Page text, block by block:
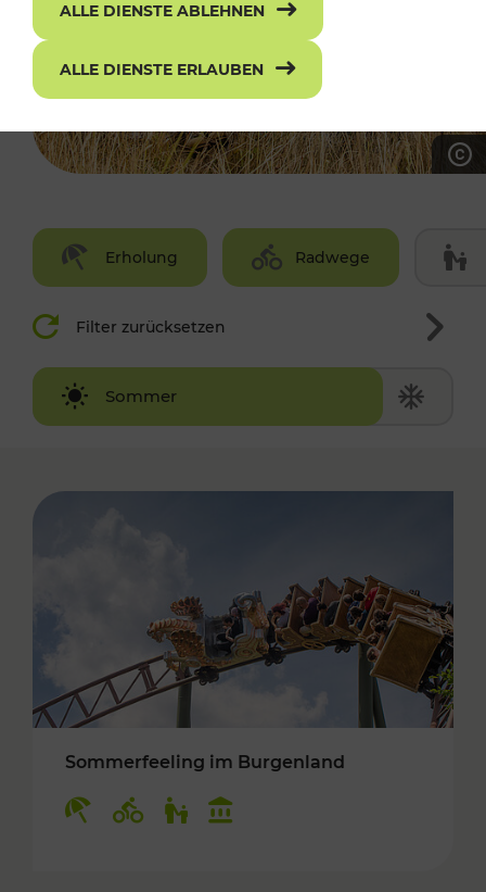
Erholung Radwege
Filter zurücksetzen
Sommer
Winter
Sommerfeeling im Burgenland
ALLE DIENSTE ABLEHNEN
ALLE DIENSTE ERLAUBEN